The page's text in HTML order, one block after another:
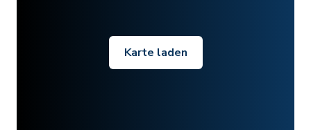
Karte laden